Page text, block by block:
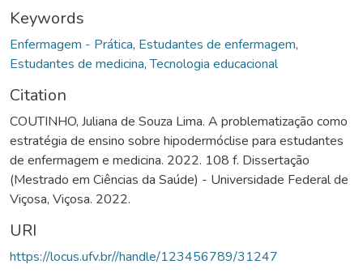
Keywords
Enfermagem - Prática, Estudantes de enfermagem,
Estudantes de medicina,Tecnologia educacional
Citation
COUTINHO, Juliana de Souza Lima. A problematização como
estratégia de ensino sobre hipodermóclise para estudantes
de enfermagem e medicina. 2022. 108 f. Dissertação
(Mestrado em Ciências da Saúde) - Universidade Federal de
Viçosa, Viçosa. 2022.
URI
https://locus.ufv.br//handle/123456789/31247